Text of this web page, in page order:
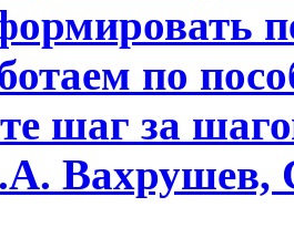
по
шаг за
Вахрушев,